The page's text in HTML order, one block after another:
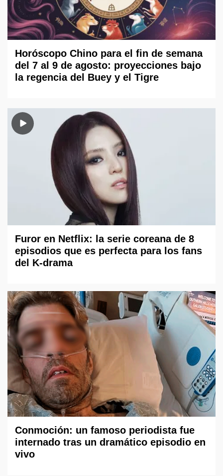
Horóscopo Chino para el fin de semana
del 7 al 9 de agosto: proyecciones bajo
la regencia del Buey y el Tigre
Furor en Netflix: la serie coreana de 8
episodios que es perfecta para los fans
del K-drama
Conmoción: un famoso periodista fue
internado tras un dramático episodio en
vivo